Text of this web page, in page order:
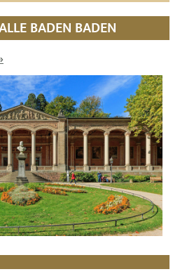
BADEN BADEN